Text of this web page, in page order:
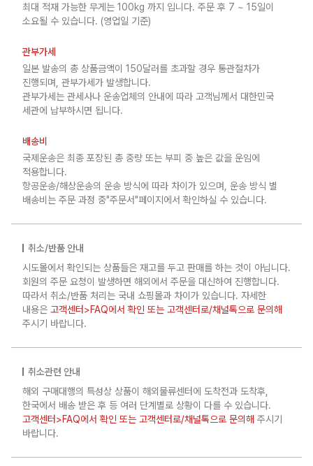
최대 적재 가능한 무게는 100kg 까지 입니다. 주문 후 7 ~ 15일이
소요될 수 있습니다. (영업일 기준)
관부가세
일본 발송의 총 상품금액이 150달러를 초과할 경우 통관절차가
진행되며, 관부가세가 발생합니다.
관부가세는 관세사나 운송업체의 안내에 따라 고객님께서 대한민국
세관에 납부하시면 됩니다.
배송비
국제운송은 최종 포장된 총 중량 또는 부피 중 높은 값을 운임에
적용합니다.
항공운송/해상운송의 운송 방식에 따라 차이가 있으며, 운송 방식 별
배송비는 주문 과정 중"주문서"페이지에서 확인하실 수 있습니다.
취소/반품 안내
시도몰에서 확인되는 상품들은 재고를 두고 판매를 하는 것이 아닙니다.
회원의 주문 요청이 발생하면 해외에서 주문을 대신하여 진행합니다.
따라서 취소/반품 처리는 국내 쇼핑몰과 차이가 있습니다. 자세한
내용은 고객센터>FAQ에서 확인 또는 고객센터로/채널톡으로 문의해
주시기 바랍니다.
취소관련 안내
해외 구매대행의 특성상 상품이 해외물류센터에 도착전과 도착후,
한국에서 배송 받은 후 등 여러 단계별로 상황이 다를 수 있습니다.
고객센터>FAQ에서 확인 또는 고객센터로/채널톡으로 문의해 주시기
바랍니다.